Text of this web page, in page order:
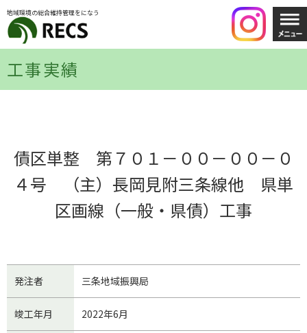
地域環境の総合維持管理をになう
工事実績
債区単整 第７０１－００－００－０
４号 （主）長岡見附三条線他 県単
区画線（一般・県債）工事
発注者 三条地域振興局
竣工年月 2022年6月